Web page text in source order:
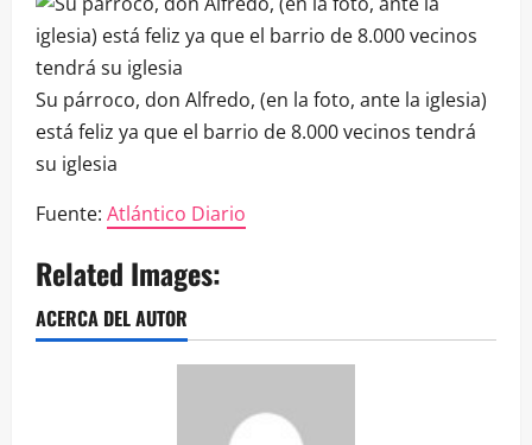
Su párroco, don Alfredo, (en la foto, ante la iglesia)
está feliz ya que el barrio de 8.000 vecinos tendrá
su iglesia
Fuente: Atlántico Diario
Related Images:
ACERCA DEL AUTOR